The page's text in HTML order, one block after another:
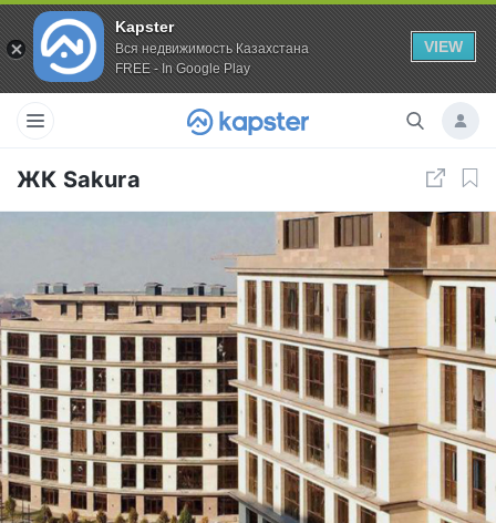
Kapster
Вся недвижимость Казахстана
FREE - In Google Play
VIEW
ЖК Sakura